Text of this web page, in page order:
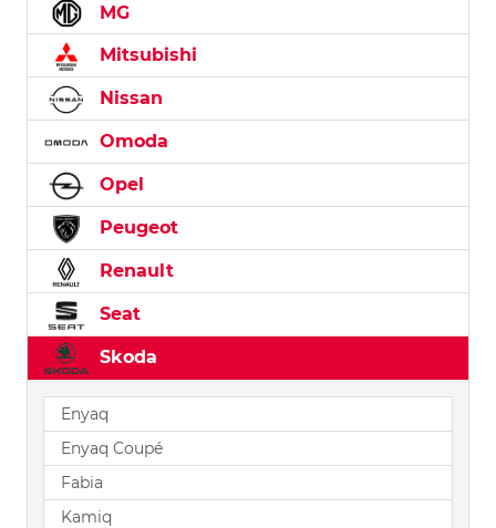
MG
Mitsubishi
Nissan
Omoda
Opel
Peugeot
Renault
Seat
Skoda
Enyaq
Enyaq Coupé
Fabia
Kamiq